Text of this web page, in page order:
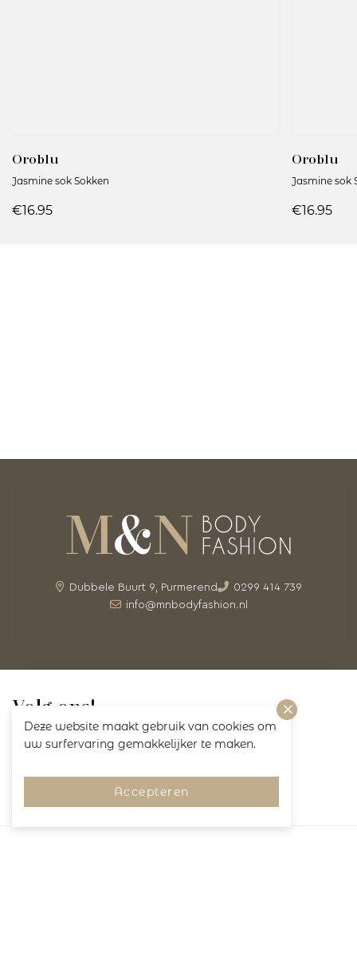
Deze website maakt gebruik van cookies om
uw surfervaring gemakkelijker te maken.
Accepteren
Oroblu
Jasmine sok Sokken
€16.95
Oroblu
Jasmine sok
€16.95
Dubbele Buurt 9, Purmerend
0299 414 739
info@mnbodyfashion.nl
Volg ons!